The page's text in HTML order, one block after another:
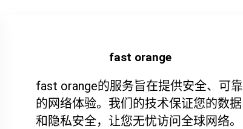
fast orange
fast orange的服务旨在提供安全、可靠
的网络体验。我们的技术保证您的数据
和隐私安全，让您无忧访问全球网络。